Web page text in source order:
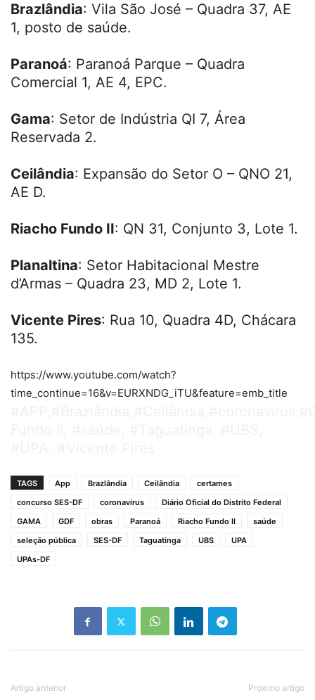
Brazlândia: Vila São José – Quadra 37, AE
1, posto de saúde.
Paranoá: Paranoá Parque – Quadra
Comercial 1, AE 4, EPC.
Gama: Setor de Indústria QI 7, Área
Reservada 2.
Ceilândia: Expansão do Setor O – QNO 21,
AE D.
Riacho Fundo II: QN 31, Conjunto 3, Lote 1.
Planaltina: Setor Habitacional Mestre
d’Armas – Quadra 23, MD 2, Lote 1.
Vicente Pires: Rua 10, Quadra 4D, Chácara
135.
https://www.youtube.com/watch?
time_continue=16&v=EURXNDG_iTU&feature=emb_title
TAGS App Brazlândia Ceilândia
certames
concurso SES-DF
coronavírus
Diário Oficial do Distrito Federal
GAMA
GDF obras Paranoá Riacho Fundo II
saúde
seleção pública
SES-DF Taguatinga UBS
UPA
UPAs-DF
Artigo anterior Próximo artigo